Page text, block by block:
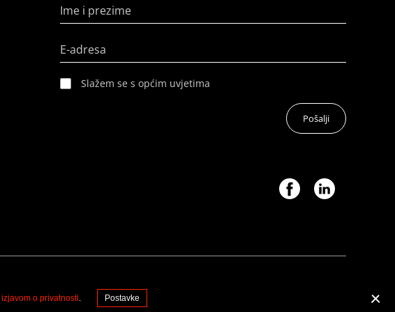
izjavom o privatnosti. Postavke
Ime i prezime
E-adresa
Slažem se s općim uvjetima
Pošalji